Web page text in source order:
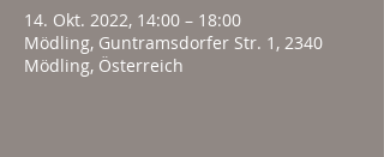
14. Okt. 2022, 14:00 – 18:00
Mödling, Guntramsdorfer Str. 1, 2340
Mödling, Österreich